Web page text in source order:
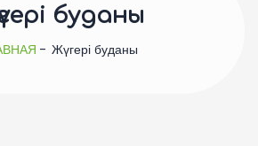
буданы
Жүгері буданы